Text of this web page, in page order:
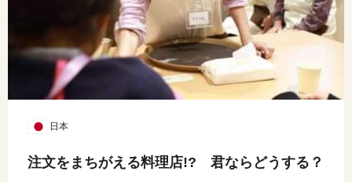
日本
注文をまちがえる料理店!? 君ならどうする？